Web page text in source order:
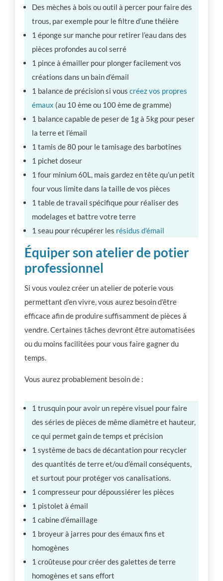
Des mèches à bois ou outil à percer pour faire des
trous, par exemple pour le filtre d’une théière
1 éponge sur manche pour retirer l’eau dans des
pièces profondes au col serré
1 pince à émailler pour plonger facilement vos
créations dans un bain d’émail
1 balance de précision si vouscréez vos propres
émaux (au 10 ème ou 100 ème de gramme)
1 balance capable de peser de 1g à 5kg pour peser
la terre et l’émail
1 tamis de 80 pour le tamisage des barbotines
1 pichet doseur
1 four minium 60L, mais gardez en tête qu’un petit
four vous limite dans la taille de vos pièces
1 table de travail spécifique pour réaliser des
modelages et battre votre terre
1 seau pour récupérer les résidus d’émail
Équiper son atelier de potier
professionnel
Si vous voulez créer un atelier de poterie vous
permettant d’en vivre, vous aurez besoin d’être
efficace afin de produire suffisamment de pièces à
vendre. Certaines tâches devront être automatisées
ou du moins facilitées pour vous faire gagner du
temps.
Vous aurez probablement besoin de :
1 trusquin pour avoir un repère visuel pour faire
des séries de pièces de même diamètre et hauteur,
ce qui permet gain de temps et précision
1 système de bacs de décantation pour recycler
des quantités de terre et/ou d’émail conséquents,
et surtout pour protéger vos canalisations.
1 compresseur pour dépoussiérer les pièces
1 pistolet à émail
1 cabine d’émaillage
1 broyeur à jarres pour des émaux fins et
homogènes
1 croûteuse pour créer des galettes de terre
homogènes et sans effort